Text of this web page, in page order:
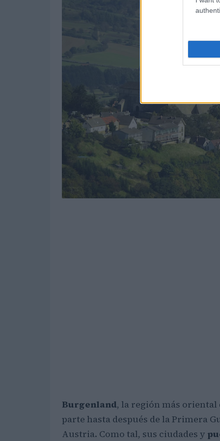
Burgenland, la región más oriental
parte hasta después de la Primera
Austria. Como tal, sus ciudades y